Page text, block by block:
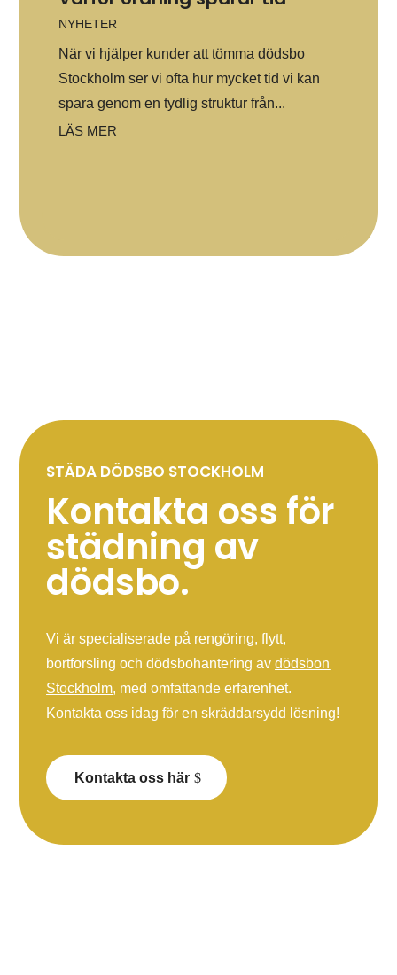
NYHETER
När vi hjälper kunder att tömma dödsbo
Stockholm ser vi ofta hur mycket tid vi kan
spara genom en tydlig struktur från...
LÄS MER
STÄDA DÖDSBO STOCKHOLM
Kontakta oss för
städning av
dödsbo.
Vi är specialiserade på rengöring, flytt,
bortforsling och dödsbohantering avdödsbon
Stockholm, med omfattande erfarenhet.
Kontakta oss idag för en skräddarsydd lösning!
Kontakta oss här